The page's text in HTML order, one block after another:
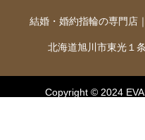
結婚・婚約指輪の専門店
北海道旭川市東光１
Copyright © 2024